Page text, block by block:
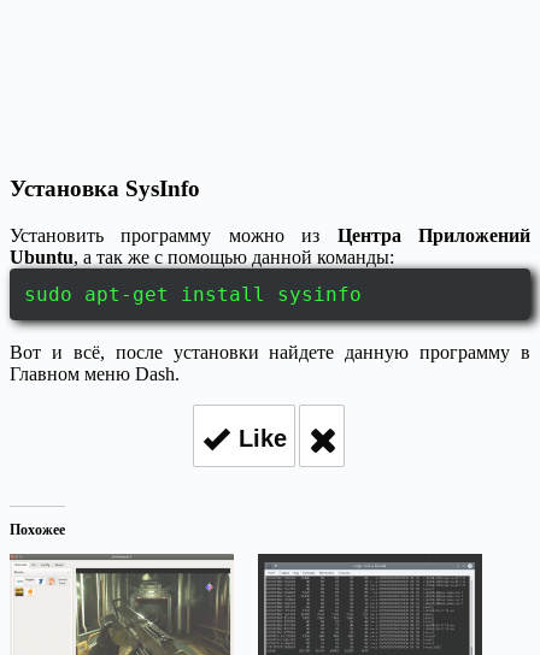
Установка SysInfo
Установить программу можно из Центра Приложений
Ubuntu, а так же с помощью данной команды:
sudo apt-get install sysinfo
Вот и всё, после установки найдете данную программу в
Главном меню Dash.
Like
Похожее